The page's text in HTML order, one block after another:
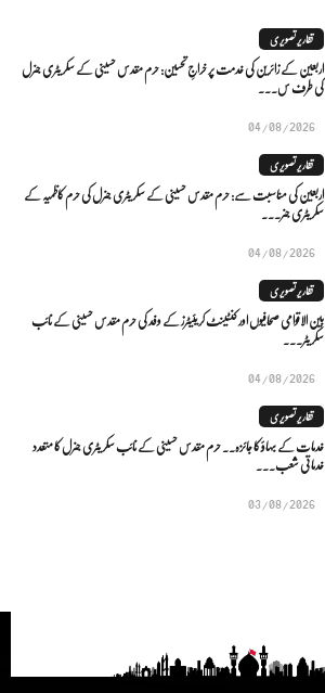
تقاریر تصویری
اربعین کے زائرین کی خدمت پر خراجِ تحسین: حرم مقدس حسینی کے سکریٹری جنرل
کی طرف س...
04/08/2026
تقاریر تصویری
اربعین کی مناسبت سے: حرم مقدس حسینی کے سکریٹری جنرل کی حرم کاظمیہ کے
سکریٹری جنر...
04/08/2026
تقاریر تصویری
بین الاقوامی صحافیوں اور کنٹینٹ کریئیٹرز کے وفد کی حرم مقدس حسینی کے نائب
سکریٹر...
04/08/2026
تقاریر تصویری
خدمات کے بہاؤ کا جائزہ.. حرم مقدس حسینی کے نائب سکریٹری جنرل کا متعدد
خدماتی شعب...
03/08/2026